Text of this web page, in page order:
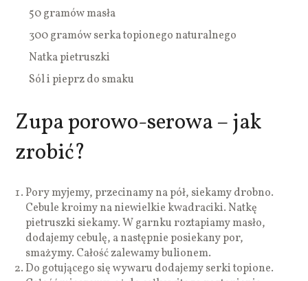
50 gramów masła
300 gramów serka topionego naturalnego
Natka pietruszki
Sól i pieprz do smaku
Zupa porowo-serowa – jak
zrobić?
Pory myjemy, przecinamy na pół, siekamy drobno.
Cebule kroimy na niewielkie kwadraciki. Natkę
pietruszki siekamy. W garnku roztapiamy masło,
dodajemy cebulę, a następnie posiekany por,
smażymy. Całość zalewamy bulionem.
Do gotującego się wywaru dodajemy serki topione.